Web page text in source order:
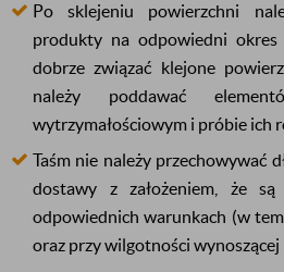
Po sklejeniu powierzchni
produkty na odpowiedni okres
dobrze związać klejone
należy poddawać
wytrzymałościowym i próbie ich
Taśm nie należy przechowywać
dostawy z założeniem, że
odpowiednich warunkach (w
oraz przy wilgotności wynoszącej